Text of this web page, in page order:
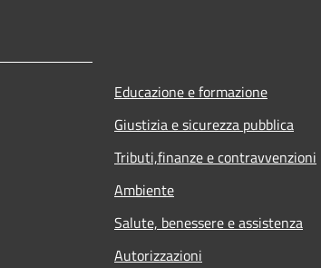
Educazione e formazione
Giustizia e sicurezza pubblica
Tributi,finanze e contravvenzioni
Ambiente
Salute, benessere e assistenza
Autorizzazioni